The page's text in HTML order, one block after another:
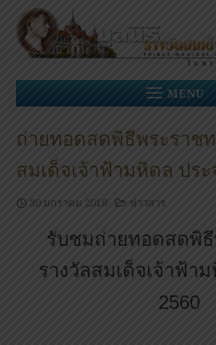
Skip
content
MENU
ถ่ายทอดสดพิธีพระราช
สมเด็จเจ้าฟ้ามหิดล ประ
30 มกราคม 2018 ข่าวสาร
รับชมถ่ายทอดสดพิ
รางวัลสมเด็จเจ้าฟ้า
2560